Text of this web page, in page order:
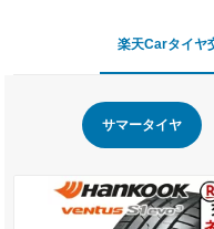
楽天Carタイヤ
サマータイヤ